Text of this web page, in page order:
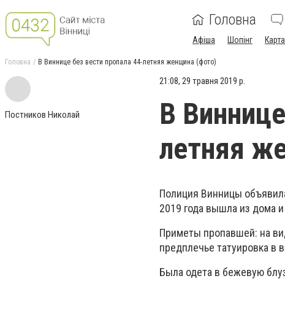
Головна
Афіша Шопінг
Головна В Виннице без вести пропала 44-летняя женщина (фото)
Постников Николай
21:08, 29 травня 2019 р.
В
летняя
Полиция Винницы
2019 года вышла из дома
Приметы пропавшей: на
предплечье татуировка в
Была одета в бежевую